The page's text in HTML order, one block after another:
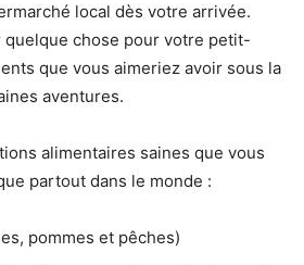
local dès votre arrivée.
quelque chose pour votre petit-
que vous aimeriez avoir sous la
aventures.
alimentaires saines que vous
partout dans le monde :
pommes et pêches)